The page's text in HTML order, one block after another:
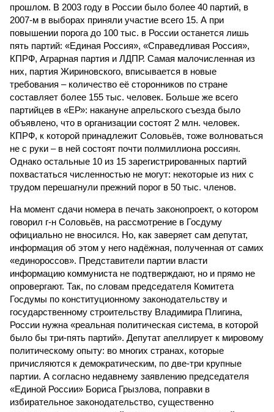
прошлом. В 2003 году в России было более 40 партий, в
2007-м в выборах приняли участие всего 15. А при
повышении порога до 100 тыс. в России останется лишь
пять партий: «Единая Россия», «Справедливая Россия»,
КПРФ, Аграрная партия и ЛДПР. Самая малочисленная из
них, партия Жириновского, вписывается в новые
требования – количество её сторонников по стране
составляет более 155 тыс. человек. Больше же всего
партийцев в «ЕР»: накануне апрельского съезда было
объявлено, что в организации состоят 2 млн. человек.
КПРФ, к которой принадлежит Соловьёв, тоже волноваться
не с руки – в ней состоят почти полмиллиона россиян.
Однако остальные 10 из 15 зарегистрированных партий
похвастаться численностью не могут: некоторые из них с
трудом перешагнули прежний порог в 50 тыс. членов.
На момент сдачи номера в печать законопроект, о котором
говорил г-н Соловьёв, на рассмотрение в Госдуму
официально не вносился. Но, как заверяет сам депутат,
информация об этом у него надёжная, полученная от самих
«единороссов». Представители партии власти
информацию коммуниста не подтверждают, но и прямо не
опровергают. Так, по словам председателя Комитета
Госдумы по конституционному законодательству и
государственному строительству Владимира Плигина,
России нужна «реальная политическая система, в которой
было бы три-пять партий». Депутат апеллирует к мировому
политическому опыту: во многих странах, которые
причисляются к демократическим, по две-три крупные
партии. А согласно недавнему заявлению председателя
«Единой России» Бориса Грызлова, поправки в
избирательное законодательство, существенно